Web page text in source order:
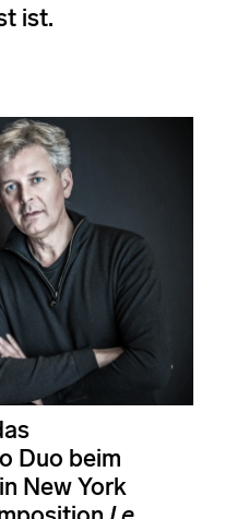
ist.
Duo beim
New York